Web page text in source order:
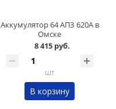
Аккумулятор 64 АПЗ 620А в
Омске
8 415 руб.
шт
В корзину